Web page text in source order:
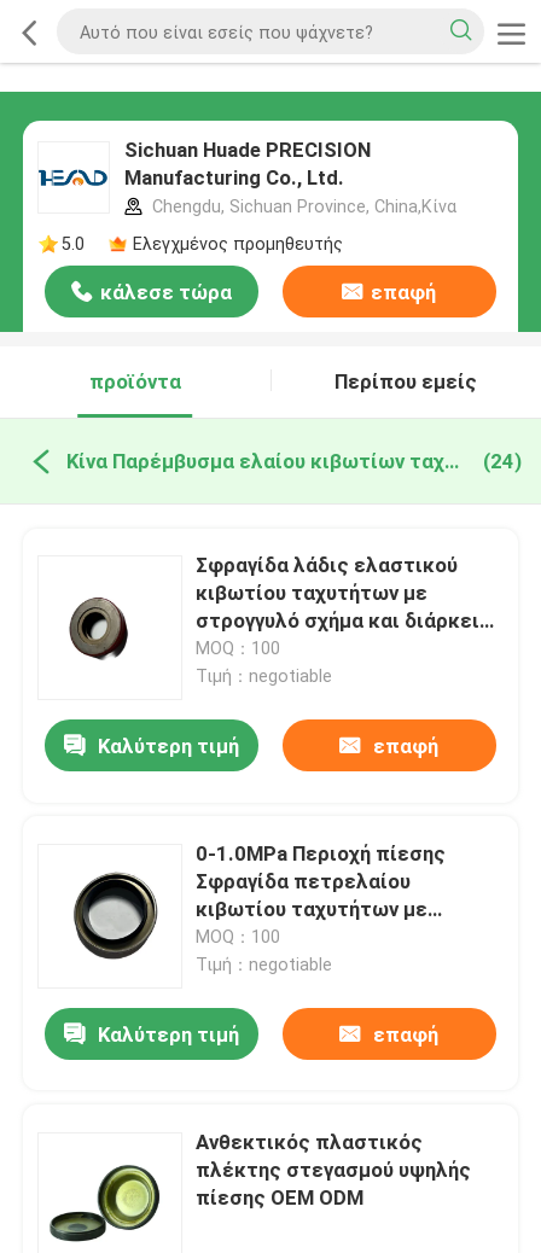
Sichuan Huade PRECISION
Manufacturing Co., Ltd.
Chengdu, Sichuan Province, China,Κίνα
5.0
Ελεγχμένος προμηθευτής
κάλεσε τώρα επαφή
προϊόντα Περίπου εμείς
Κίνα Παρέμβυσμα ελαίου κιβωτίων ταχυτήτων (24)
Σφραγίδα λάδις ελαστικού
κιβωτίου ταχυτήτων με
στρογγυλό σχήμα και διάρκεια
ζωής ≥50000h
MOQ：100
Τιμή：negotiable
Καλύτερη τιμή επαφή
0-1.0MPa Περιοχή πίεσης
Σφραγίδα πετρελαίου
κιβωτίου ταχυτήτων με
θερμοκρασία από -40C έως
120C
MOQ：100
Τιμή：negotiable
Καλύτερη τιμή επαφή
Ανθεκτικός πλαστικός
πλέκτης στεγασμού υψηλής
πίεσης OEM ODM